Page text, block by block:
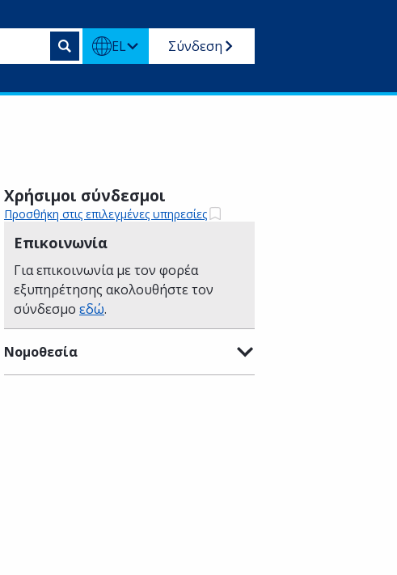
EL Σύνδεση
Χρήσιμοι σύνδεσμοι
Προσθήκη στις επιλεγμένες υπηρεσίες
Επικοινωνία
Για επικοινωνία με τον φορέα
εξυπηρέτησης ακολουθήστε τον
σύνδεσμο εδώ.
Νομοθεσία